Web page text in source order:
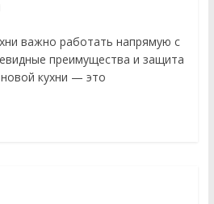
важно работать напрямую с
преимущества и защита
кухни — это